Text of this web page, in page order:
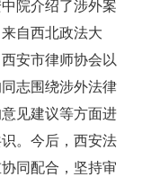
院介绍了涉外案
自西北政法大
安市律师协会以
志围绕涉外法律
见建议等方面进
。今后，西安法
同配合，坚持审